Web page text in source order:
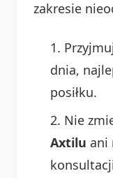
zakresie
dnia,
posiłku.
Nie
Axtilu ani